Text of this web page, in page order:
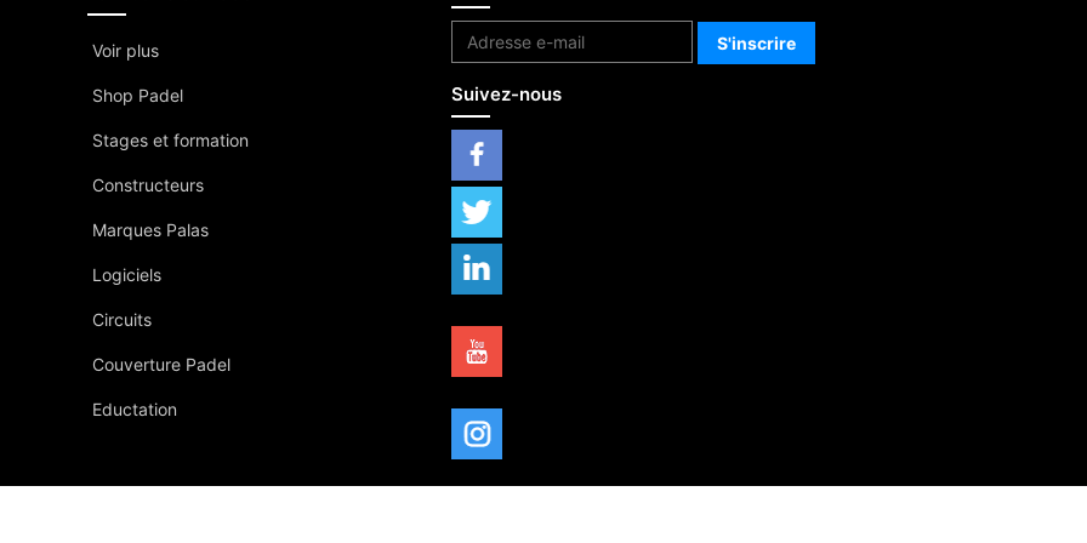
Voir plus
Shop Padel
Stages et formation
Constructeurs
Marques Palas
Logiciels
Circuits
Couverture Padel
Eductation
Suivez-nous